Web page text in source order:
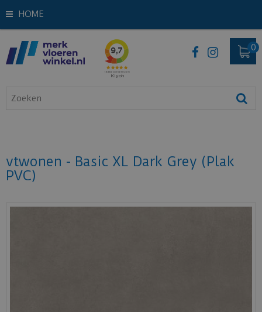
HOME
vtwonen - Basic XL Dark Grey (Plak
PVC)